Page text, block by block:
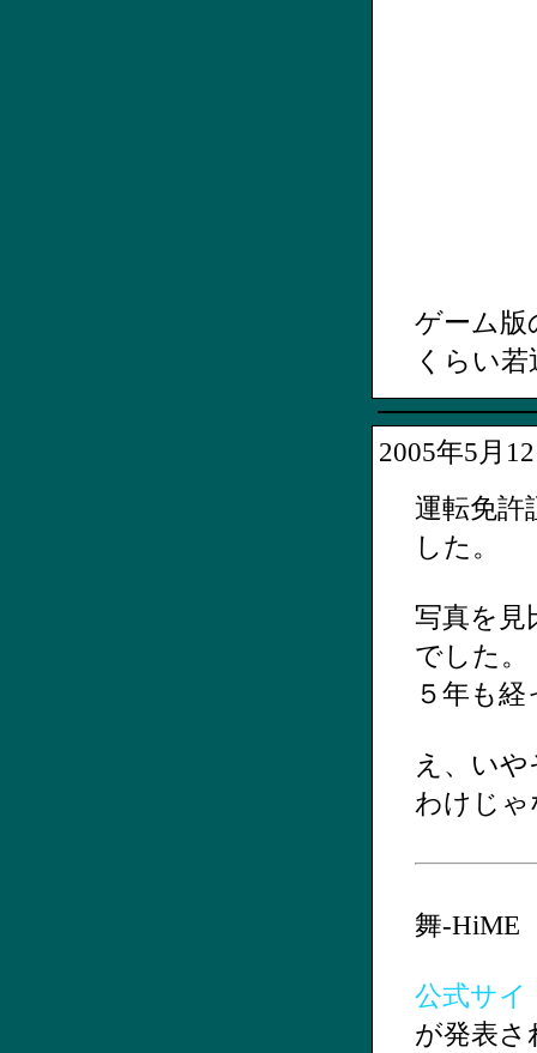
ゲーム版
くらい
2005年5月
運転免許
した。
写真を見
でした。
５年も
え、い
わけじ
舞-HiME
公式サイ
が発表